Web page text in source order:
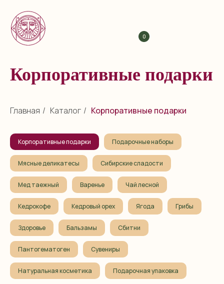
Корпоративные подарки
Главная / Каталог / Корпоративные подарки
Корпоративные подарки Подарочные наборы
Мясные деликатесы Сибирские сладости
Мед таежный Варенье Чай лесной
Кедрокофе Кедровый орех Ягода Грибы
Здоровье Бальзамы Сбитни
Пантогематоген Сувениры
Натуральная косметика Подарочная упаковка